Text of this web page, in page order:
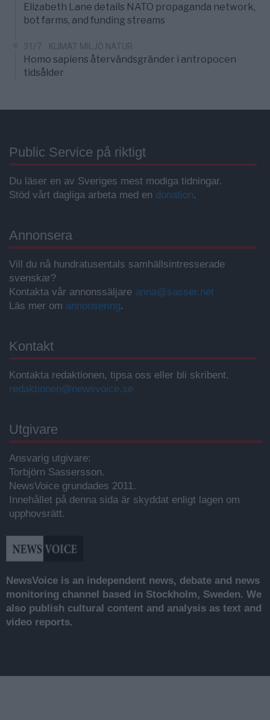
Elizabeth Lane details NATO propaganda network,
bot farms, and funding streams
31/7 KLIMAT MILJÖ NATUR
Homo sapiens återvändsgränder i antropocen
tidsålder
Public Service på riktigt
Du läser en av Sveriges mest modiga tidningar.
Stöd vårt dagliga arbeta med en donation.
Annonsera
Vill du nå hundratusentals samhällsintresserade
svenskar?
Kontakta vår annonssäljare anna@sasser.net
Läs mer om annonsering.
Kontakt
Kontakta redaktionen, tipsa oss eller bli skribent.
redaktionen@newsvoice.se
Utgivare
Ansvarig utgivare:
Torbjörn Sassersson.
NewsVoice grundades 2011.
Innehållet på denna sida är skyddat enligt lagen om
upphovsrätt.
NewsVoice is an independent news, debate and news
monitoring channel based in Stockholm, Sweden. We
also publish cultural content and analysis as text and
video reports.